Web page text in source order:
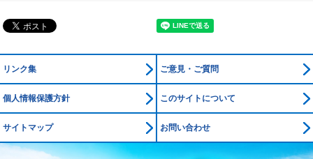
リンク集 ご意見・ご質問
個人情報保護方針 このサイトについて
サイトマップ お問い合わせ